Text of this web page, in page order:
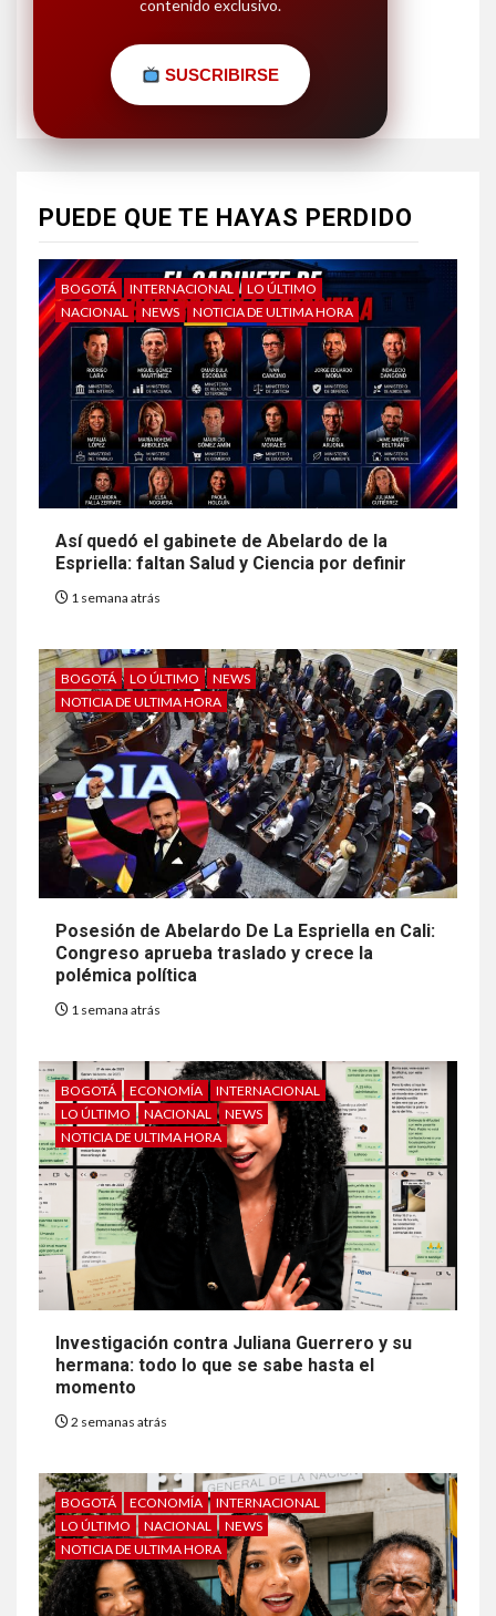
contenido exclusivo.
SUSCRIBIRSE
PUEDE QUE TE HAYAS PERDIDO
BOGOTÁ INTERNACIONAL
LO ÚLTIMO
NACIONAL
NEWS NOTICIA DE ULTIMA HORA
Así quedó el gabinete de Abelardo de la
Espriella: faltan Salud y Ciencia por definir
1 semana atrás
BOGOTÁ LO ÚLTIMO
NEWS
NOTICIA DE ULTIMA HORA
Posesión de Abelardo De La Espriella en Cali:
Congreso aprueba traslado y crece la
polémica política
1 semana atrás
BOGOTÁ ECONOMÍA
INTERNACIONAL
LO ÚLTIMO
NACIONAL
NEWS
NOTICIA DE ULTIMA HORA
Investigación contra Juliana Guerrero y su
hermana: todo lo que se sabe hasta el
momento
2 semanas atrás
BOGOTÁ ECONOMÍA
INTERNACIONAL
LO ÚLTIMO
NACIONAL
NEWS
NOTICIA DE ULTIMA HORA